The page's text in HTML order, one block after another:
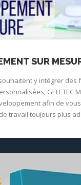
SUR
y intégrer des
GELETEC
afin de
travail toujours plus